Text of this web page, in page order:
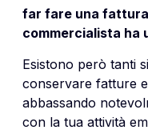
far fare una
commercialista ha
Esistono però tanti
conservare fatture
abbassando
con la tua attività